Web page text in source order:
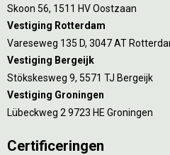
Skoon 56, 1511 HV Oostzaan
Vestiging Rotterdam
Vareseweg 135 D, 3047 AT
Vestiging Bergeijk
Stökskesweg 9, 5571 TJ Bergeijk
Vestiging Groningen
Lübeckweg 2 9723 HE Groningen
Certificeringen